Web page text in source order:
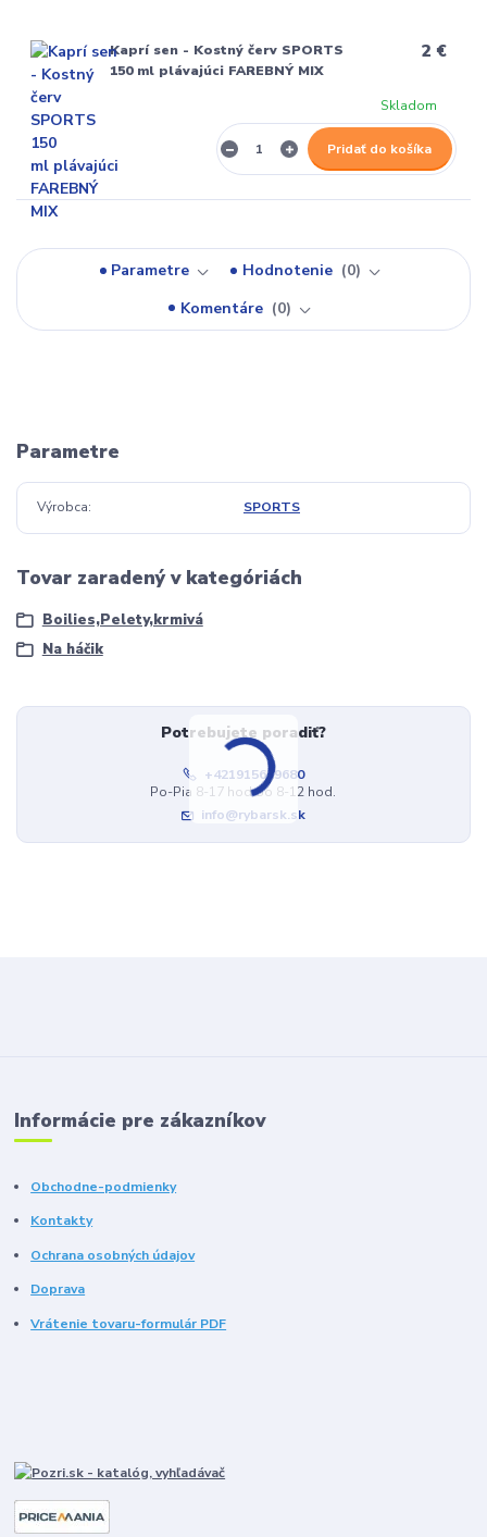
Kaprí sen - Kostný červ SPORTS
150 ml plávajúci FAREBNÝ MIX
2 €
Skladom
Pridať do košíka
Parametre Hodnotenie
0
Komentáre
0
Parametre
Výrobca SPORTS
Tovar zaradený v kategóriách
Boilies,Pelety,krmivá
Na háčik
Potrebujete poradiť?
+421915659680
Po-Pia 8-17 hod.So 8-12 hod.
info@rybarsk.sk
Informácie pre zákazníkov
Obchodne-podmienky
Kontakty
Ochrana osobných údajov
Doprava
Vrátenie tovaru-formulár PDF